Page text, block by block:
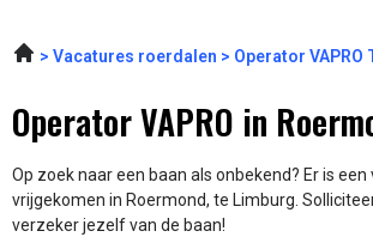
Vacatures roerdalen Operator
Operator VAPRO in
Op zoek naar een baan als onbekend? Er is een
vrijgekomen in Roermond, te Limburg.
verzeker jezelf van de baan!